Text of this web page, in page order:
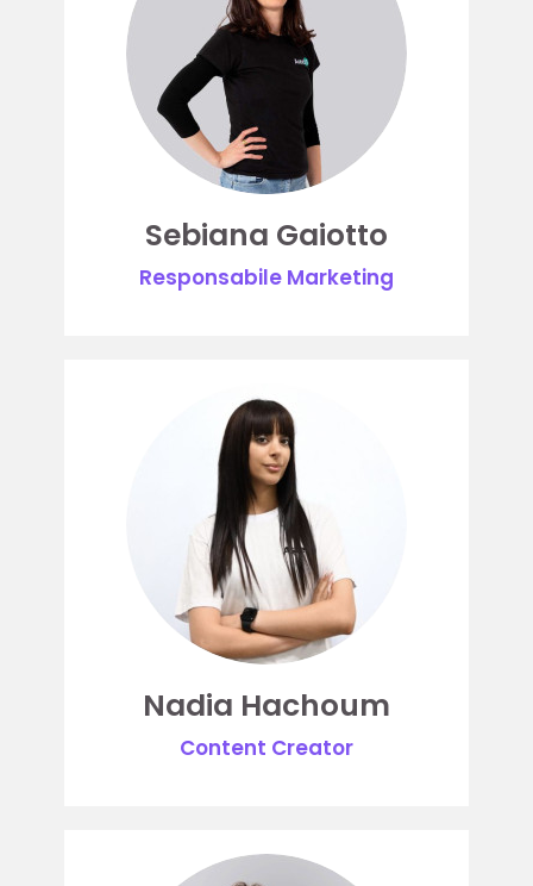
Sebiana Gaiotto
Responsabile Marketing
Nadia Hachoum
Content Creator